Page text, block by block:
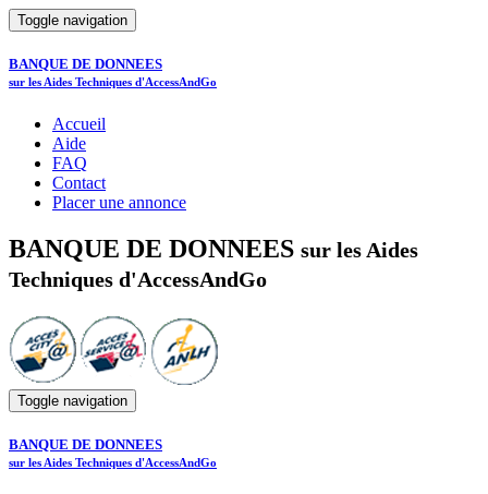
Toggle navigation
BANQUE DE DONNEES
sur les Aides Techniques d'AccessAndGo
Accueil
Aide
FAQ
Contact
Placer une annonce
BANQUE DE DONNEES sur les Aides
Techniques d'AccessAndGo
Toggle navigation
BANQUE DE DONNEES
sur les Aides Techniques d'AccessAndGo